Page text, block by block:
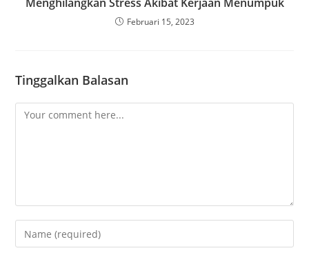
Februari 15, 2023
Tinggalkan Balasan
Comment
Enter
your